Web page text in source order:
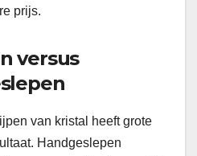
prijs.
versus
van kristal heeft grote
Handgeslepen